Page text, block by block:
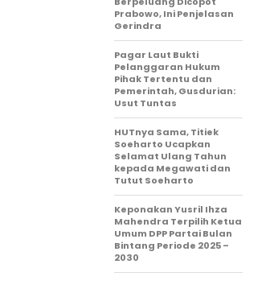
Prabowo, Ini Penjelasan
Gerindra
Pagar Laut Bukti
Pelanggaran Hukum
Pihak Tertentu dan
Pemerintah, Gusdurian:
Usut Tuntas
HUTnya Sama, Titiek
Soeharto Ucapkan
Selamat Ulang Tahun
kepada Megawati dan
Tutut Soeharto
Keponakan Yusril Ihza
Mahendra Terpilih Ketua
Umum DPP Partai Bulan
Bintang Periode 2025 –
2030